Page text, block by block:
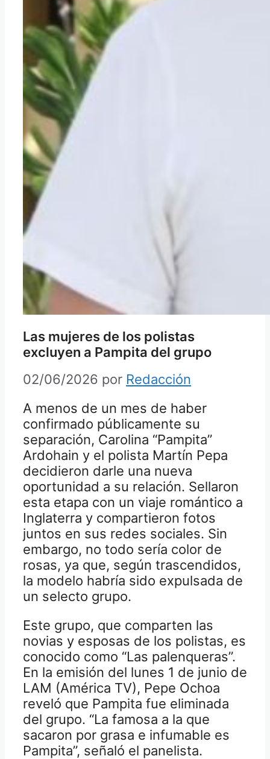
Las mujeres de los polistas
excluyen a Pampita del grupo
02/06/2026 por Redacción
A menos de un mes de haber
confirmado públicamente su
separación, Carolina “Pampita”
Ardohain y el polista Martín Pepa
decidieron darle una nueva
oportunidad a su relación. Sellaron
esta etapa con un viaje romántico a
Inglaterra y compartieron fotos
juntos en sus redes sociales. Sin
embargo, no todo sería color de
rosas, ya que, según trascendidos,
la modelo habría sido expulsada de
un selecto grupo.
Este grupo, que comparten las
novias y esposas de los polistas, es
conocido como “Las palenqueras”.
En la emisión del lunes 1 de junio de
LAM (América TV), Pepe Ochoa
reveló que Pampita fue eliminada
del grupo. “La famosa a la que
sacaron por grasa e infumable es
Pampita”, señaló el panelista.